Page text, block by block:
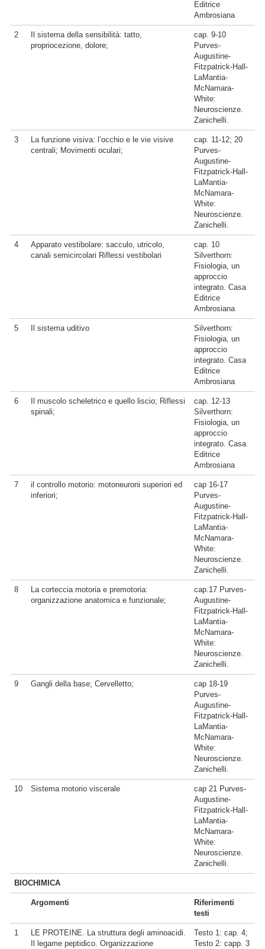
Editrice
Ambrosiana
2
Il sistema della sensibilità: tatto,
propriocezione, dolore;
cap. 9-10
Purves-
Augustine-
Fitzpatrick-Hall-
LaMantia-
McNamara-
White:
Neuroscienze.
Zanichelli.
3
La funzione visiva: l’occhio e le vie visive
centrali; Movimenti oculari;
cap. 11-12; 20
Purves-
Augustine-
Fitzpatrick-Hall-
LaMantia-
McNamara-
White:
Neuroscienze.
Zanichelli.
4
Apparato vestibolare: sacculo, utricolo,
canali semicircolari Riflessi vestibolari
cap. 10
Silverthorn:
Fisiologia, un
approccio
integrato. Casa
Editrice
Ambrosiana
5 Il sistema uditivo
Silverthorn:
Fisiologia, un
approccio
integrato. Casa
Editrice
Ambrosiana
6
Il muscolo scheletrico e quello liscio; Riflessi
spinali;
cap. 12-13
Silverthorn:
Fisiologia, un
approccio
integrato. Casa
Editrice
Ambrosiana
7
il controllo motorio: motoneuroni superiori ed
inferiori;
cap 16-17
Purves-
Augustine-
Fitzpatrick-Hall-
LaMantia-
McNamara-
White:
Neuroscienze.
Zanichelli.
8
La corteccia motoria e premotoria:
organizzazione anatomica e funzionale;
cap.17 Purves-
Augustine-
Fitzpatrick-Hall-
LaMantia-
McNamara-
White:
Neuroscienze.
Zanichelli.
9 Gangli della base; Cervelletto;
cap 18-19
Purves-
Augustine-
Fitzpatrick-Hall-
LaMantia-
McNamara-
White:
Neuroscienze.
Zanichelli.
10 Sistema motorio viscerale
cap 21 Purves-
Augustine-
Fitzpatrick-Hall-
LaMantia-
McNamara-
White:
Neuroscienze.
Zanichelli.
BIOCHIMICA
Argomenti
Riferimenti
testi
1
LE PROTEINE. La struttura degli aminoacidi.
Il legame peptidico. Organizzazione
Testo 1: cap. 4;
Testo 2: capp. 3